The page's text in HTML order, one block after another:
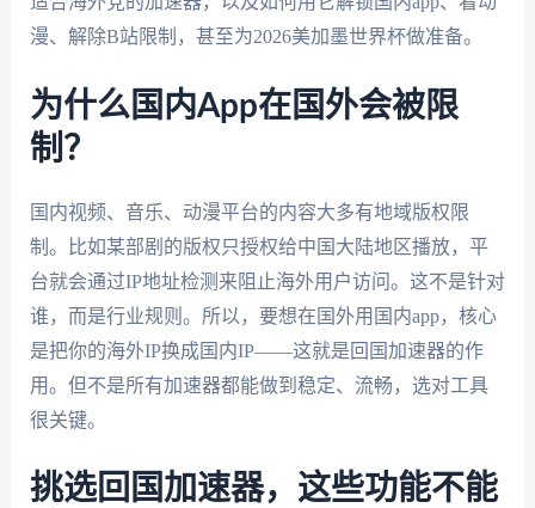
漫、解除B站限制，甚至为2026美加墨世界杯做准备。
为什么国内App在国外会被限
制？
国内视频、音乐、动漫平台的内容大多有地域版权限
制。比如某部剧的版权只授权给中国大陆地区播放，平
台就会通过IP地址检测来阻止海外用户访问。这不是针对
谁，而是行业规则。所以，要想在国外用国内app，核心
是把你的海外IP换成国内IP——这就是回国加速器的作
用。但不是所有加速器都能做到稳定、流畅，选对工具
很关键。
挑选回国加速器，这些功能不能